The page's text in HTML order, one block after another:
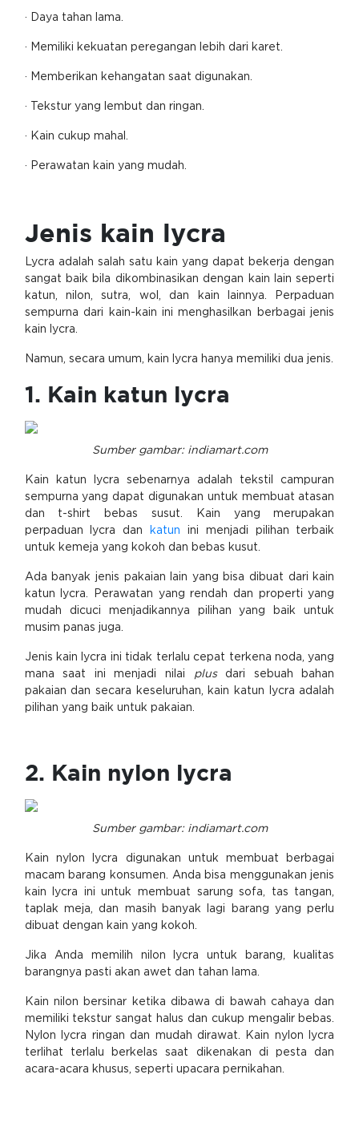
· Daya tahan lama.
· Memiliki kekuatan peregangan lebih dari karet.
· Memberikan kehangatan saat digunakan.
· Tekstur yang lembut dan ringan.
· Kain cukup mahal.
· Perawatan kain yang mudah.
Jenis kain lycra
Lycra adalah salah satu kain yang dapat bekerja dengan
sangat baik bila dikombinasikan dengan kain lain seperti
katun, nilon, sutra, wol, dan kain lainnya. Perpaduan
sempurna dari kain-kain ini menghasilkan berbagai jenis
kain lycra.
Namun, secara umum, kain lycra hanya memiliki dua jenis.
1. Kain katun lycra
Sumber gambar: indiamart.com
Kain katun lycra sebenarnya adalah tekstil campuran
sempurna yang dapat digunakan untuk membuat atasan
dan t-shirt bebas susut. Kain yang merupakan
perpaduan lycra dan
katun ini menjadi pilihan terbaik
untuk kemeja yang kokoh dan bebas kusut.
Ada banyak jenis pakaian lain yang bisa dibuat dari kain
katun lycra. Perawatan yang rendah dan properti yang
mudah dicuci menjadikannya pilihan yang baik untuk
musim panas juga.
Jenis kain lycra ini tidak terlalu cepat terkena noda, yang
mana saat ini menjadi nilai
plus dari sebuah bahan
pakaian dan secara keseluruhan, kain katun lycra adalah
pilihan yang baik untuk pakaian.
2. Kain nylon lycra
Sumber gambar: indiamart.com
Kain nylon lycra digunakan untuk membuat berbagai
macam barang konsumen. Anda bisa menggunakan jenis
kain lycra ini untuk membuat sarung sofa, tas tangan,
taplak meja, dan masih banyak lagi barang yang perlu
dibuat dengan kain yang kokoh.
Jika Anda memilih nilon lycra untuk barang, kualitas
barangnya pasti akan awet dan tahan lama.
Kain nilon bersinar ketika dibawa di bawah cahaya dan
memiliki tekstur sangat halus dan cukup mengalir bebas.
Nylon lycra ringan dan mudah dirawat. Kain nylon lycra
terlihat terlalu berkelas saat dikenakan di pesta dan
acara-acara khusus, seperti upacara pernikahan.